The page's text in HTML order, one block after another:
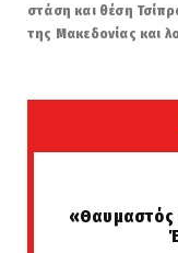
στάση και θέση
της Μακεδονίας και
«Θαυμαστός